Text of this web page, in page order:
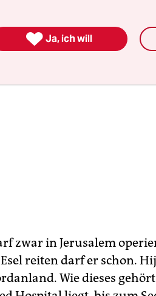
zwar in Jerusalem
reiten darf er schon.
Wie dieses
 Ja, ich will